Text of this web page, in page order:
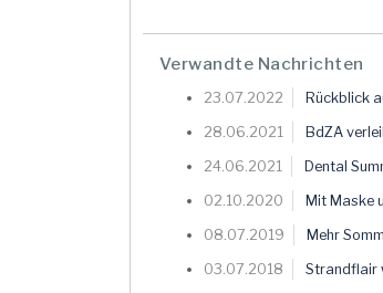
Verwandte Nachrichten
23.07.2022 Rückblick
28.06.2021 BdZA
24.06.2021 Dental
02.10.2020 Mit Maske
08.07.2019 Mehr
03.07.2018 Strandflair